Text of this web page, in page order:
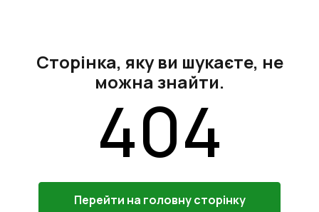
Сторінка, яку ви шукаєте, не
можна знайти.
404
Перейти на головну сторінку